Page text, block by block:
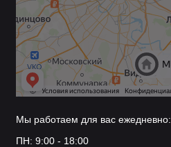
Мы работаем для вас ежедневно:
ПН: 9:00 - 18:00